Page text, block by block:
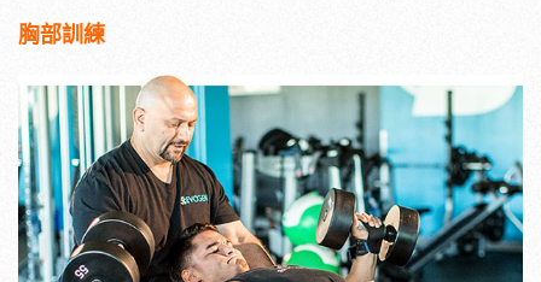
胸部訓練